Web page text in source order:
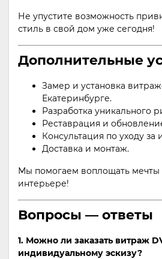
Не упустите возможность
стиль в свой дом уже сегодня!
Дополнительные
Замер и установка
Екатеринбурге.
Разработка уникального
Реставрация и
Консультация по уходу за
Доставка и монтаж.
Мы помогаем воплощать мечты
интерьере!
Вопросы — ответы
1. Можно ли заказать витраж
индивидуальному эскизу?